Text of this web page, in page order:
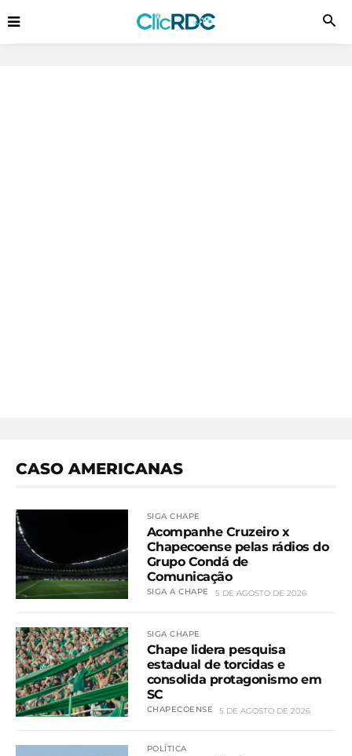
CASO AMERICANAS
SIGA CHAPE
Acompanhe Cruzeiro x
Chapecoense pelas rádios do
Grupo Condá de
Comunicação
SIGA A CHAPE 5 DE AGOSTO DE 2026
SIGA CHAPE
Chape lidera pesquisa
estadual de torcidas e
consolida protagonismo em
SC
CHAPECOENSE 5 DE AGOSTO DE 2026
POLÍTICA